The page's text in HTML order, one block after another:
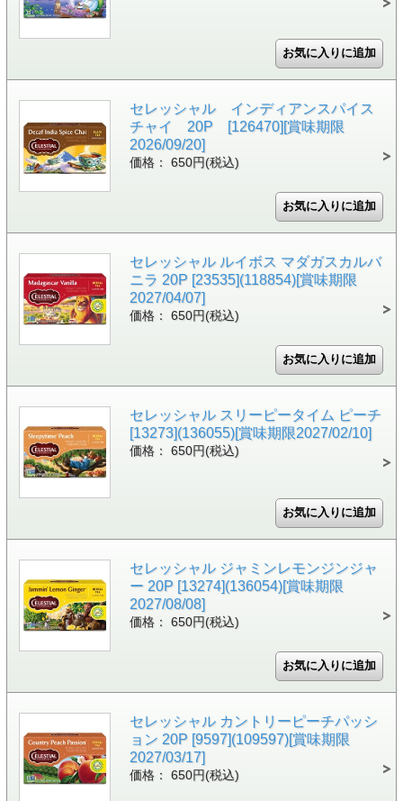
セレッシャル インディアンスパイス
チャイ 20P [126470][賞味期限
2026/09/20]
価格： 650円(税込)
セレッシャル ルイボス マダガスカルバ
ニラ 20P [23535](118854)[賞味期限
2027/04/07]
価格： 650円(税込)
セレッシャル スリーピータイム ピーチ
[13273](136055)[賞味期限2027/02/10]
価格： 650円(税込)
セレッシャル ジャミンレモンジンジャ
ー 20P [13274](136054)[賞味期限
2027/08/08]
価格： 650円(税込)
セレッシャル カントリーピーチパッシ
ョン 20P [9597](109597)[賞味期限
2027/03/17]
価格： 650円(税込)